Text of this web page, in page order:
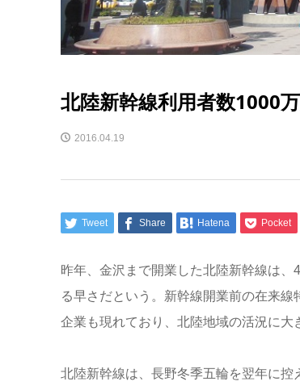
北陸新幹線利用者数1000
2016.04.19
Tweet Share Hatena Pocket
昨年、金沢まで開業した北陸新幹線は
る早さだという。新幹線開業前の在来
企業も現れており、北陸地域の活況に大
北陸新幹線は、長野冬季五輪を翌年に